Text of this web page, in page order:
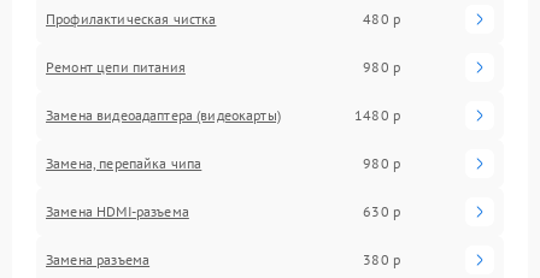
Профилактическая чистка 480 р
Ремонт цепи питания 980 р
Замена видеоадаптера (видеокарты) 1480 р
Замена, перепайка чипа 980 р
Замена HDMI-разъема 630 р
Замена разъема 380 р